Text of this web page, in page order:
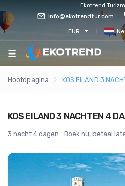
Ekotrend
info@ekotrendtur.com
EUR
Hoofdpagina KOS EILAND 3
KOS EILAND 3 NACHTEN 4
3 nacht 4 dagen Boek nu, betaal